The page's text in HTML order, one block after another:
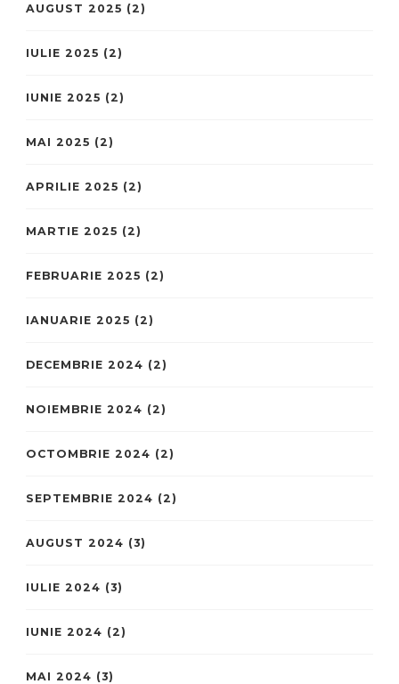
AUGUST 2025 (2)
IULIE 2025 (2)
IUNIE 2025 (2)
MAI 2025 (2)
APRILIE 2025 (2)
MARTIE 2025 (2)
FEBRUARIE 2025 (2)
IANUARIE 2025 (2)
DECEMBRIE 2024 (2)
NOIEMBRIE 2024 (2)
OCTOMBRIE 2024 (2)
SEPTEMBRIE 2024 (2)
AUGUST 2024 (3)
IULIE 2024 (3)
IUNIE 2024 (2)
MAI 2024 (3)